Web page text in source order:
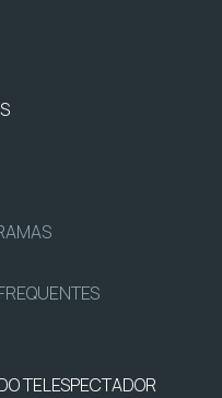
TELESPECTADOR